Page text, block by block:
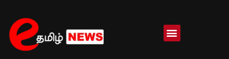
Skip
to
content